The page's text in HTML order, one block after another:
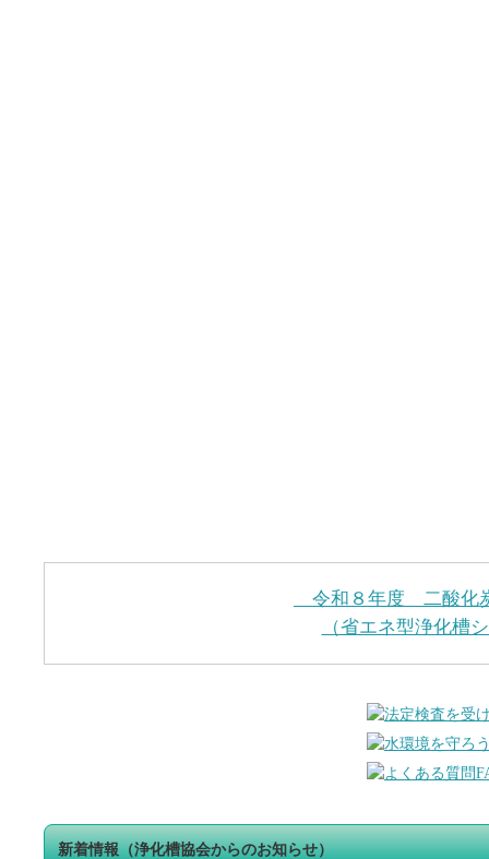
令和８年度 二酸化
（省エネ型浄化槽
新着情報（浄化槽協会からのお知らせ）